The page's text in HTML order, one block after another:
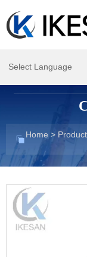
Select Language
Home >